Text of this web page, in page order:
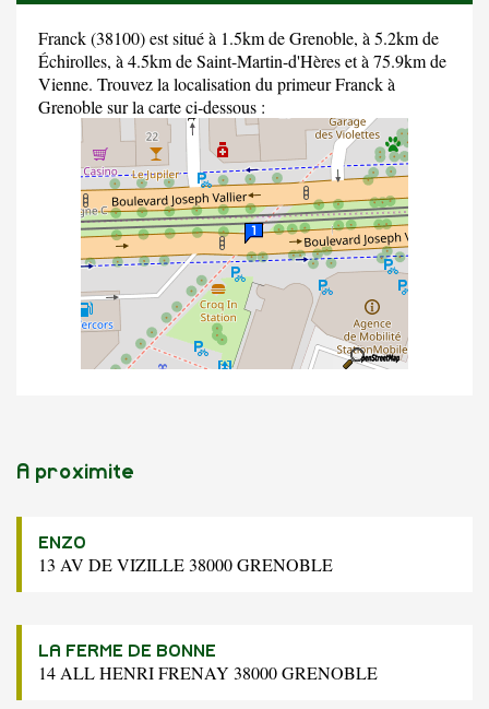
Franck (38100) est situé à 1.5km de Grenoble, à 5.2km de
Échirolles, à 4.5km de Saint-Martin-d'Hères et à 75.9km de
Vienne. Trouvez la localisation du primeur Franck à
Grenoble sur la carte ci-dessous :
A proximite
ENZO
13 AV DE VIZILLE 38000 GRENOBLE
LA FERME DE BONNE
14 ALL HENRI FRENAY 38000 GRENOBLE